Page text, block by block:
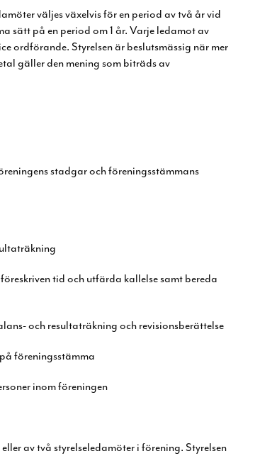
väljes växelvis för en period av två år vid
sätt på en period om 1 år. Varje ledamot av
ordförande. Styrelsen är beslutsmässig när mer
gäller den mening som biträds av
stadgar ochföreningsstämmans
tid och utfärda kallelsesamt bereda
och resultaträkning och revisionsberättelse
föreningsstämma
inom föreningen
av två styrelseledamöter iförening. Styrelsen